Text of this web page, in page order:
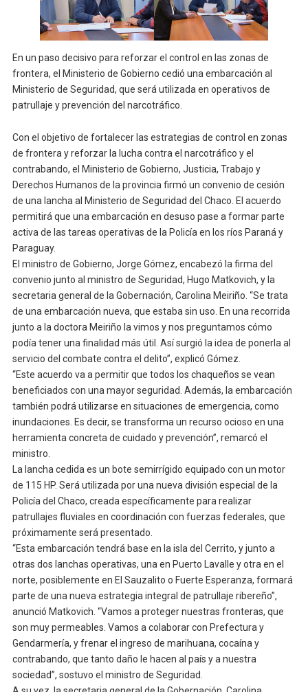
En un paso decisivo para reforzar el control en las zonas de
frontera, el Ministerio de Gobierno cedió una embarcación al
Ministerio de Seguridad, que será utilizada en operativos de
patrullaje y prevención del narcotráfico.
Con el objetivo de fortalecer las estrategias de control en zonas
de frontera y reforzar la lucha contra el narcotráfico y el
contrabando, el Ministerio de Gobierno, Justicia, Trabajo y
Derechos Humanos de la provincia firmó un convenio de cesión
de una lancha al Ministerio de Seguridad del Chaco. El acuerdo
permitirá que una embarcación en desuso pase a formar parte
activa de las tareas operativas de la Policía en los ríos Paraná y
Paraguay.
El ministro de Gobierno, Jorge Gómez, encabezó la firma del
convenio junto al ministro de Seguridad, Hugo Matkovich, y la
secretaria general de la Gobernación, Carolina Meiriño. “Se trata
de una embarcación nueva, que estaba sin uso. En una recorrida
junto a la doctora Meiriño la vimos y nos preguntamos cómo
podía tener una finalidad más útil. Así surgió la idea de ponerla al
servicio del combate contra el delito”, explicó Gómez.
“Este acuerdo va a permitir que todos los chaqueños se vean
beneficiados con una mayor seguridad. Además, la embarcación
también podrá utilizarse en situaciones de emergencia, como
inundaciones. Es decir, se transforma un recurso ocioso en una
herramienta concreta de cuidado y prevención”, remarcó el
ministro.
La lancha cedida es un bote semirrígido equipado con un motor
de 115 HP. Será utilizada por una nueva división especial de la
Policía del Chaco, creada específicamente para realizar
patrullajes fluviales en coordinación con fuerzas federales, que
próximamente será presentado.
“Esta embarcación tendrá base en la isla del Cerrito, y junto a
otras dos lanchas operativas, una en Puerto Lavalle y otra en el
norte, posiblemente en El Sauzalito o Fuerte Esperanza, formará
parte de una nueva estrategia integral de patrullaje ribereño”,
anunció Matkovich. “Vamos a proteger nuestras fronteras, que
son muy permeables. Vamos a colaborar con Prefectura y
Gendarmería, y frenar el ingreso de marihuana, cocaína y
contrabando, que tanto daño le hacen al país y a nuestra
sociedad”, sostuvo el ministro de Seguridad.